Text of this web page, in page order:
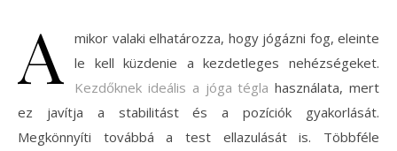
A
mikor valaki elhatározza, hogy jógázni fog, eleinte
le kell küzdenie a kezdetleges nehézségeket.
Kezdőknek ideális a jóga tégla használata, mert
ez javítja a stabilitást és a pozíciók gyakorlását.
Megkönnyíti továbbá a test ellazulását is. Többféle